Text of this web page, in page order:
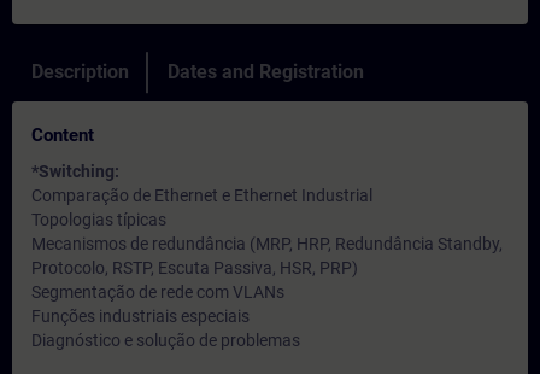
Description Dates and Registration
Content
*Switching:
Comparação de Ethernet e Ethernet Industrial
Topologias típicas
Mecanismos de redundância (MRP, HRP, Redundância Standby,
Protocolo, RSTP, Escuta Passiva, HSR, PRP)
Segmentação de rede com VLANs
Funções industriais especiais
Diagnóstico e solução de problemas